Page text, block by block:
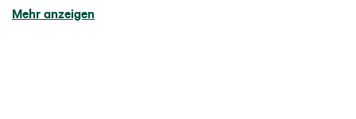
Mehr anzeigen